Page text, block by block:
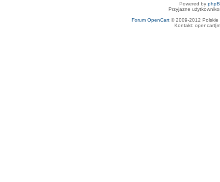
Powered by
Przyjazne
Forum OpenCart© 2009-2012 Polskie
Kontakt: